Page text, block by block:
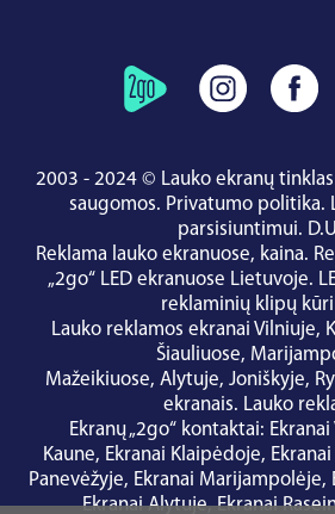
2003 - 2024 © Lauko ekranų tinklas
saugomos. Privatumo politika.
parsisiuntimui.
Reklama lauko ekranuose, kaina.
„2go“ LED ekranuose Lietuvoje.
reklaminių klipų
Lauko reklamos ekranai Vilniuje,
Šiauliuose,
Mažeikiuose, Alytuje, Joniškyje,
ekranais. Lauko
Ekranų „2go“ kontaktai:
Kaune, Ekranai Klaipėdoje,
Panevėžyje, Ekranai Marijampolėje,
Ekranai Alytuje,Ekranai